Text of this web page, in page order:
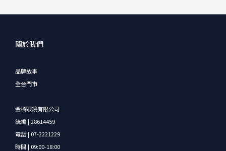
關於我們
品牌故事
全台門市
金橘眼鏡有限公司
統編 | 28614459
電話 | 07-2221229
時間 | 09:00-18:00